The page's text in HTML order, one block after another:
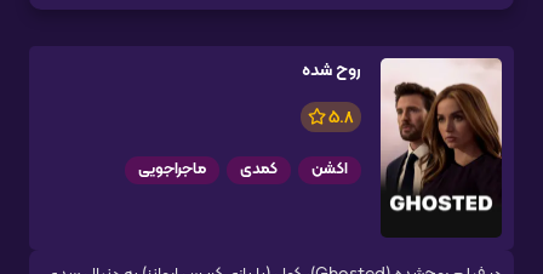
روح شده
5.8
اکشن کمدی ماجراجویی